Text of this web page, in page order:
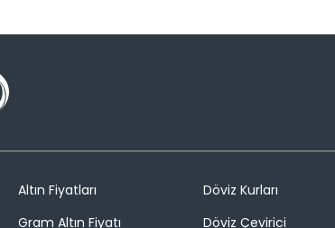
Altın Fiyatları
Gram Altın Fiyatı
Döviz Kurları
Döviz Çevirici